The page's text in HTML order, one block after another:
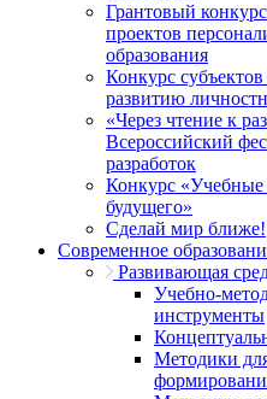
Грантовый
проектов
образования
Конкурс
развитию
«Через чтение к
Всероссийский
разработок
Конкурс
будущего»
Сделай мир ближе!
Современное
Развивающая
Учебно-
инструменты
Методики